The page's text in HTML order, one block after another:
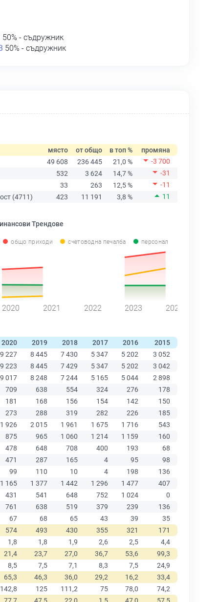
50% - съдружник
50% - съдружник
място от общо в топ %
промяна
49 608
236 445 21,0 %
-3 700
532
3 624 14,7 %
-31
33
263 12,5 %
-11
(4711)
423 11 191 3,8 % 11
Трендове
общо приходи счетоводна печалба персонал
2020 2021 2022 2023 2024
2020 2019 2018 2017 2016 2015